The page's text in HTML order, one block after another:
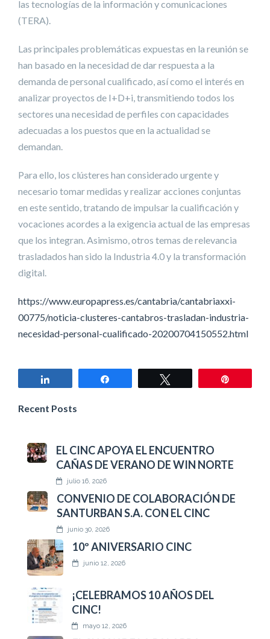
las tecnologías de la información y comunicaciones
(TERA).
Las principales problemáticas expuestas en la reunión se
han basado en la necesidad de dar respuesta a la
demanda de personal cualificado, así como el interés en
analizar proyectos de I+D+i, transmitiendo todos los
sectores una necesidad de perfiles con capacidades
adecuadas a los puestos que en la actualidad se
demandan.
Para ello, los clústeres han considerado urgente y
necesario tomar medidas y realizar acciones conjuntas
en este sentido, tratando de impulsar la cualificación y
vocaciones acordes a la exigencia actual de las empresas
que los integran. Asimismo, otros temas de relevancia
trasladados han sido la Industria 4.0 y la transformación
digital.
https://www.europapress.es/cantabria/cantabriaxxi-
00775/noticia-clusteres-cantabros-trasladan-industria-
necesidad-personal-cualificado-20200704150552.html
Recent Posts
EL CINC APOYA EL ENCUENTRO
CAÑAS DE VERANO DE WIN NORTE
julio 16, 2026
CONVENIO DE COLABORACIÓN DE
SANTURBAN S.A. CON EL CINC
junio 30, 2026
10º ANIVERSARIO CINC
junio 12, 2026
¡CELEBRAMOS 10 AÑOS DEL
CINC!
mayo 12, 2026